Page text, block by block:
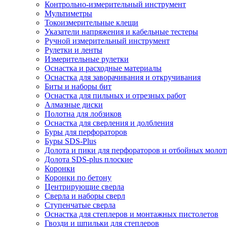
Контрольно-измерительный инструмент
Мультиметры
Токоизмерительные клещи
Указатели напряжения и кабельные тестеры
Ручной измерительный инструмент
Рулетки и ленты
Измерительные рулетки
Оснастка и расходные материалы
Оснастка для заворачивания и откручивания
Биты и наборы бит
Оснастка для пильных и отрезных работ
Алмазные диски
Полотна для лобзиков
Оснастка для сверления и долбления
Буры для перфораторов
Буры SDS-Plus
Долота и пики для перфораторов и отбойных
Долота SDS-plus плоские
Коронки
Коронки по бетону
Центрирующие сверла
Сверла и наборы сверл
Ступенчатые сверла
Оснастка для степлеров и монтажных пистолетов
Гвозди и шпильки для степлеров